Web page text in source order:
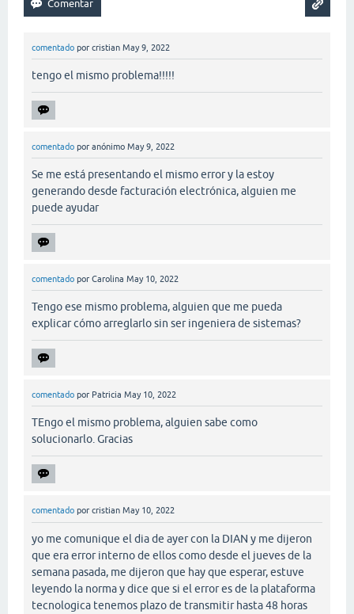
comentado por cristian May 9, 2022
tengo el mismo problema!!!!!
comentado por anónimo May 9, 2022
Se me está presentando el mismo error y la estoy
generando desde facturación electrónica, alguien me
puede ayudar
comentado por Carolina May 10, 2022
Tengo ese mismo problema, alguien que me pueda
explicar cómo arreglarlo sin ser ingeniera de sistemas?
comentado por Patricia May 10, 2022
TEngo el mismo problema, alguien sabe como
solucionarlo. Gracias
comentado por cristian May 10, 2022
yo me comunique el dia de ayer con la DIAN y me dijeron
que era error interno de ellos como desde el jueves de la
semana pasada, me dijeron que hay que esperar, estuve
leyendo la norma y dice que si el error es de la plataforma
tecnologica tenemos plazo de transmitir hasta 48 horas